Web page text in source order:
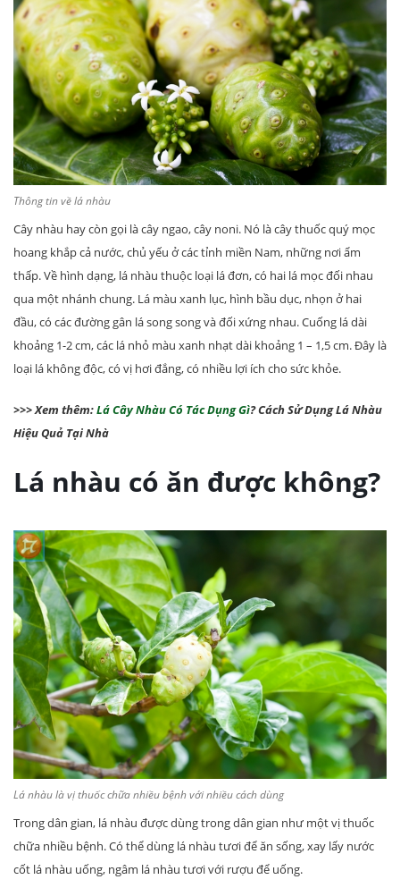
Thông tin về lá nhàu
Cây nhàu hay còn gọi là cây ngao, cây noni. Nó là cây thuốc quý mọc
hoang khắp cả nước, chủ yếu ở các tỉnh miền Nam, những nơi ẩm
thấp. Về hình dạng, lá nhàu thuộc loại lá đơn, có hai lá mọc đối nhau
qua một nhánh chung. Lá màu xanh lục, hình bầu dục, nhọn ở hai
đầu, có các đường gân lá song song và đối xứng nhau. Cuống lá dài
khoảng 1-2 cm, các lá nhỏ màu xanh nhạt dài khoảng 1 – 1,5 cm. Đây là
loại lá không độc, có vị hơi đắng, có nhiều lợi ích cho sức khỏe.
>>> Xem thêm:Lá Cây Nhàu Có Tác Dụng Gì? Cách Sử Dụng Lá Nhàu
Hiệu Quả Tại Nhà
Lá nhàu có ăn được không?
Lá nhàu là vị thuốc chữa nhiều bệnh với nhiều cách dùng
Trong dân gian, lá nhàu được dùng trong dân gian như một vị thuốc
chữa nhiều bệnh. Có thể dùng lá nhàu tươi để ăn sống, xay lấy nước
cốt lá nhàu uống, ngâm lá nhàu tươi với rượu để uống.